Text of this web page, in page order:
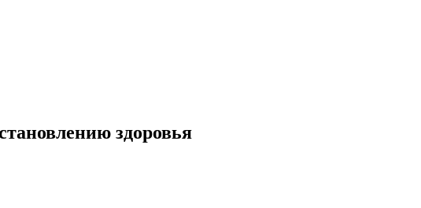
здоровья